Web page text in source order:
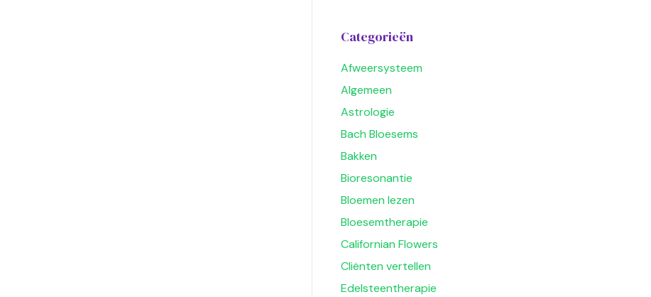
Categorieën
Afweersysteem
Algemeen
Astrologie
Bach Bloesems
Bakken
Bioresonantie
Bloemen lezen
Bloesemtherapie
Californian Flowers
Cliënten vertellen
Edelsteentherapie